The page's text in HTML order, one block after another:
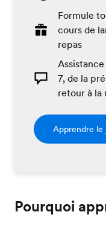
Formule
cours de
repas
7, de la
retour à la
Apprendre le
Pourquoi